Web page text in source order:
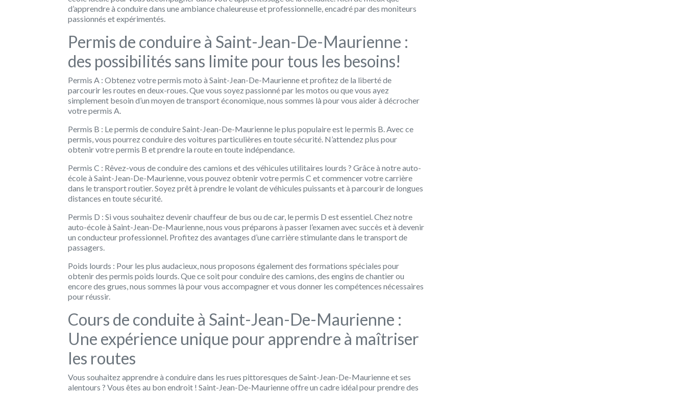
d’apprendre à conduire dans une ambiance chaleureuse et professionnelle, encadré par des moniteurs
passionnés et expérimentés.
Permis de conduire à Saint-Jean-De-Maurienne :
des possibilités sans limite pour tous les besoins!
Permis A : Obtenez votre permis moto à Saint-Jean-De-Maurienne et profitez de la liberté de
parcourir les routes en deux-roues. Que vous soyez passionné par les motos ou que vous ayez
simplement besoin d’un moyen de transport économique, nous sommes là pour vous aider à décrocher
votre permis A.
Permis B : Le permis de conduire Saint-Jean-De-Maurienne le plus populaire est le permis B. Avec ce
permis, vous pourrez conduire des voitures particulières en toute sécurité. N’attendez plus pour
obtenir votre permis B et prendre la route en toute indépendance.
Permis C : Rêvez-vous de conduire des camions et des véhicules utilitaires lourds ? Grâce à notre auto-
école à Saint-Jean-De-Maurienne, vous pouvez obtenir votre permis C et commencer votre carrière
dans le transport routier. Soyez prêt à prendre le volant de véhicules puissants et à parcourir de longues
distances en toute sécurité.
Permis D : Si vous souhaitez devenir chauffeur de bus ou de car, le permis D est essentiel. Chez notre
auto-école à Saint-Jean-De-Maurienne, nous vous préparons à passer l’examen avec succès et à devenir
un conducteur professionnel. Profitez des avantages d’une carrière stimulante dans le transport de
passagers.
Poids lourds : Pour les plus audacieux, nous proposons également des formations spéciales pour
obtenir des permis poids lourds. Que ce soit pour conduire des camions, des engins de chantier ou
encore des grues, nous sommes là pour vous accompagner et vous donner les compétences nécessaires
pour réussir.
Cours de conduite à Saint-Jean-De-Maurienne :
Une expérience unique pour apprendre à maîtriser
les routes
Vous souhaitez apprendre à conduire dans les rues pittoresques de Saint-Jean-De-Maurienne et ses
alentours ? Vous êtes au bon endroit ! Saint-Jean-De-Maurienne offre un cadre idéal pour prendre des